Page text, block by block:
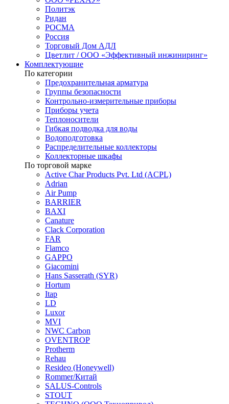
Политэк
Ридан
РОСМА
Россия
Торговый Дом АДЛ
Цветлит / ООО «Эффективный инжиниринг»
Комплектующие
По категории
Предохранительная арматура
Группы безопасности
Контрольно-измерительные приборы
Приборы учета
Теплоносители
Гибкая подводка для воды
Водоподготовка
Распределительные коллекторы
Коллекторные шкафы
По торговой марке
Active Char Products Pvt. Ltd (ACPL)
Adrian
Air Pump
BARRIER
BAXI
Canature
Clack Corporation
FAR
Flamco
GAPPO
Giacomini
Hans Sasserath (SYR)
Hortum
Itap
LD
Luxor
MVI
NWC Carbon
OVENTROP
Protherm
Rehau
Resideo (Honeywell)
Rommer/Китай
SALUS-Controls
STOUT